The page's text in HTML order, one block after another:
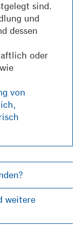
sind.
und
dessen
oder
von
weitere